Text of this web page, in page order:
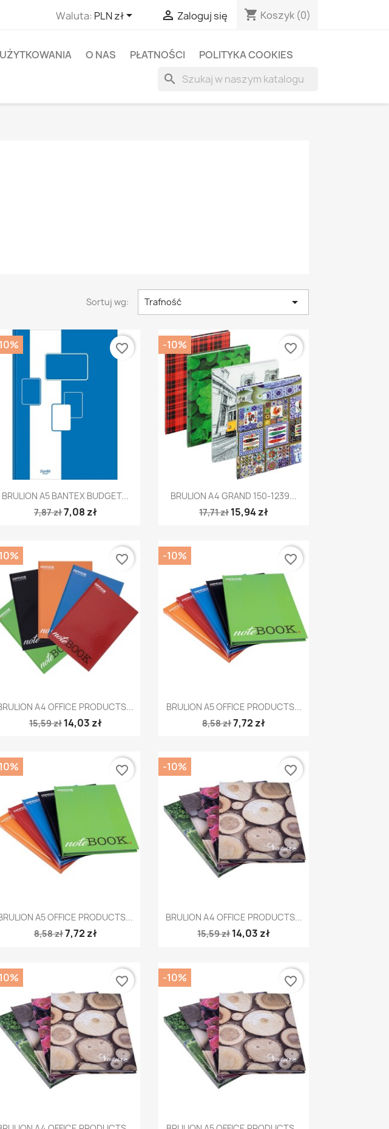
Waluta: PLN zł  Zaloguj się shopping_cart Koszyk (0)
O NAS PŁATNOŚCI POLITYKA COOKIES
search
Sortuj wg: Trafność 
Szybki podgląd
BRULION A5 BANTEX BUDGET...
7,87 zł7,08 zł
favorite_border
Szybki podgląd
BRULION A4 GRAND 150-1239...
17,71 zł15,94 zł
-10% favorite_border
Szybki podgląd
A4 OFFICE PRODUCTS...
15,59 zł 14,03 zł
favorite_border
Szybki podgląd
BRULION A5 OFFICE PRODUCTS...
8,58 zł7,72 zł
-10% favorite_border
Szybki podgląd
A5 OFFICE PRODUCTS...
8,58 zł7,72 zł
favorite_border
Szybki podgląd
BRULION A4 OFFICE PRODUCTS...
15,59 zł14,03 zł
-10% favorite_border
Szybki podgląd
favorite_border
Szybki podgląd
-10% favorite_border